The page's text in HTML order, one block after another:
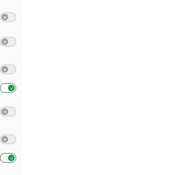
von Profilen für personalisierte Werbung
von Profilen zur Auswahl personalisierter Werbung
der Werbeleistung
der Performance von Inhalten
von Zielgruppen durch Statistiken oder Kombinationen von